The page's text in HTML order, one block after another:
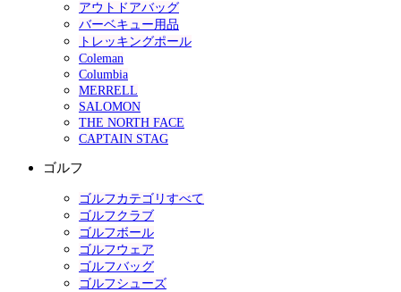
アウトドアバッグ
バーベキュー用品
トレッキングポール
Coleman
Columbia
MERRELL
SALOMON
THE NORTH FACE
CAPTAIN STAG
ゴルフ
ゴルフカテゴリすべて
ゴルフクラブ
ゴルフボール
ゴルフウェア
ゴルフバッグ
ゴルフシューズ